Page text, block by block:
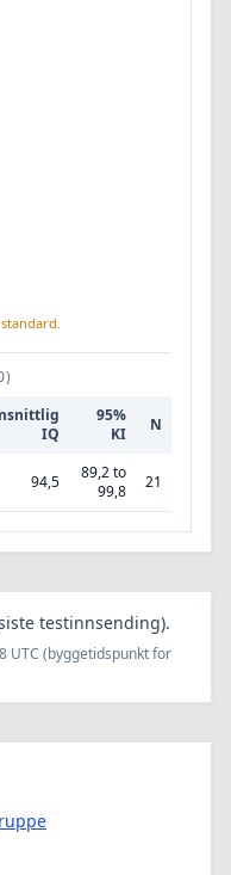
IQ
95%
KI
N
94,5
89,2 to
99,8
21
testinnsending).
UTC (byggetidspunkt for